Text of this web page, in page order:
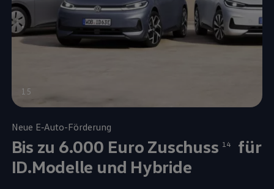
Neue E‑Auto-Förderung
Bis zu 6.000 Euro Zuschuss 14
für
ID.Modelle und Hybride
15